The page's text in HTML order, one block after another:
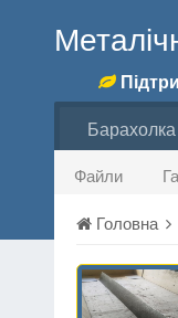
Барахолка
Файли
Головна